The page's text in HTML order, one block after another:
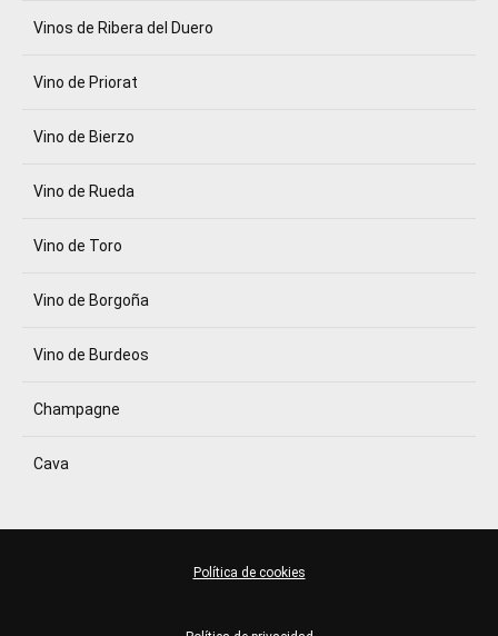
Vinos de Ribera del Duero
Vino de Priorat
Vino de Bierzo
Vino de Rueda
Vino de Toro
Vino de Borgoña
Vino de Burdeos
Champagne
Cava
Política de cookies